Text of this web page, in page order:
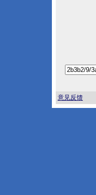
意见反馈